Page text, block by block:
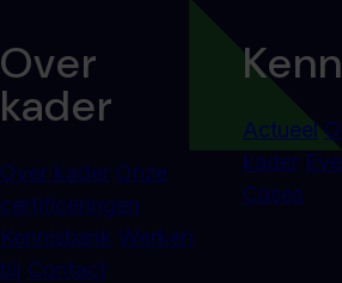
Over
kader
Over kader Onze
certificeringen
Kennisbank Werken
bij Contact
Actueel
kader
Cases